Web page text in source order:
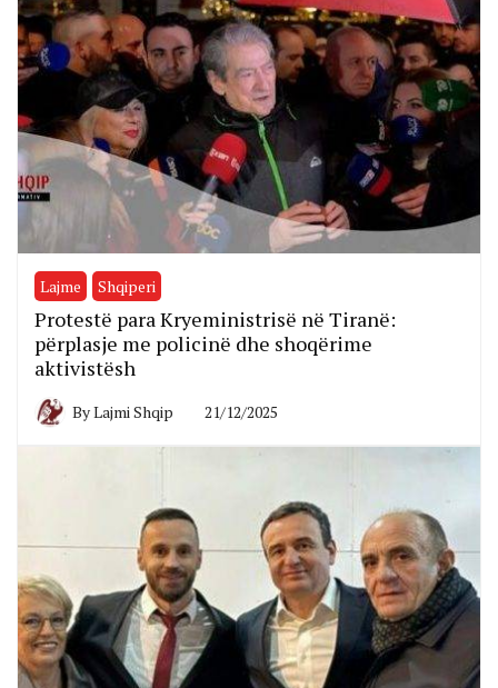
Lajme Shqiperi
Protestë para Kryeministrisë në Tiranë:
përplasje me policinë dhe shoqërime
aktivistësh
ByLajmi Shqip 21/12/2025